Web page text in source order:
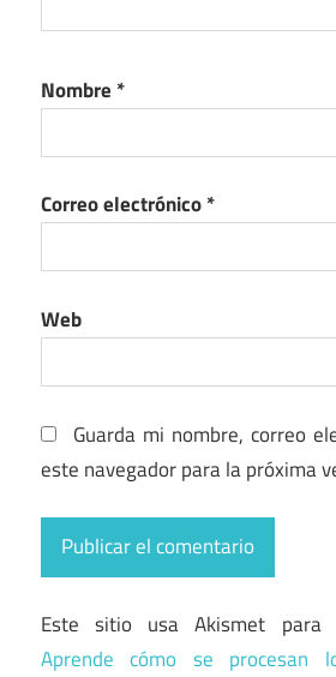
Nombre *
Correo electrónico*
Web
Guarda mi nombre, correo
este navegador para la próxima
Este sitio usa Akismet para
Aprende cómo se procesan